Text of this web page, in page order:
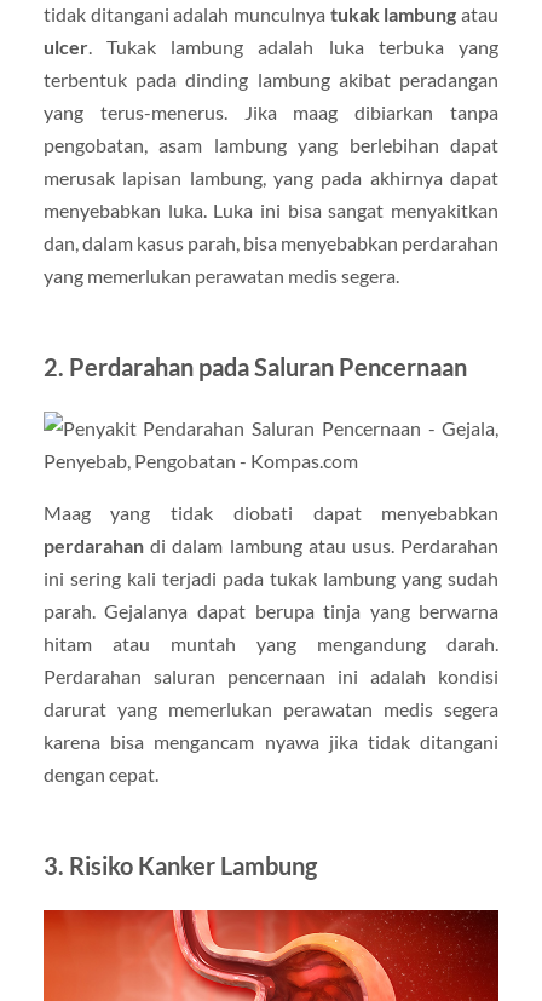
tidak ditangani adalah munculnya tukak lambung atau
ulcer. Tukak lambung adalah luka terbuka yang
terbentuk pada dinding lambung akibat peradangan
yang terus-menerus. Jika maag dibiarkan tanpa
pengobatan, asam lambung yang berlebihan dapat
merusak lapisan lambung, yang pada akhirnya dapat
menyebabkan luka. Luka ini bisa sangat menyakitkan
dan, dalam kasus parah, bisa menyebabkan perdarahan
yang memerlukan perawatan medis segera.
2. Perdarahan pada Saluran Pencernaan
Maag yang tidak diobati dapat menyebabkan
perdarahandi dalam lambung atau usus. Perdarahan
ini sering kali terjadi pada tukak lambung yang sudah
parah. Gejalanya dapat berupa tinja yang berwarna
hitam atau muntah yang mengandung darah.
Perdarahan saluran pencernaan ini adalah kondisi
darurat yang memerlukan perawatan medis segera
karena bisa mengancam nyawa jika tidak ditangani
dengan cepat.
3. Risiko Kanker Lambung